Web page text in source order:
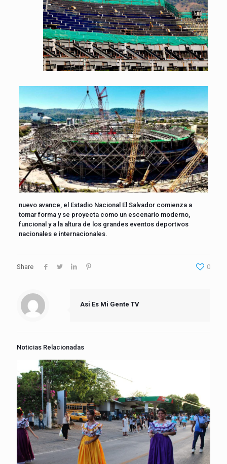
nuevo avance, el Estadio Nacional El Salvador comienza a
tomar forma y se proyecta como un escenario moderno,
funcional y a la altura de los grandes eventos deportivos
nacionales e internacionales.
Share 0
Asi Es Mi Gente TV
Noticias Relacionadas